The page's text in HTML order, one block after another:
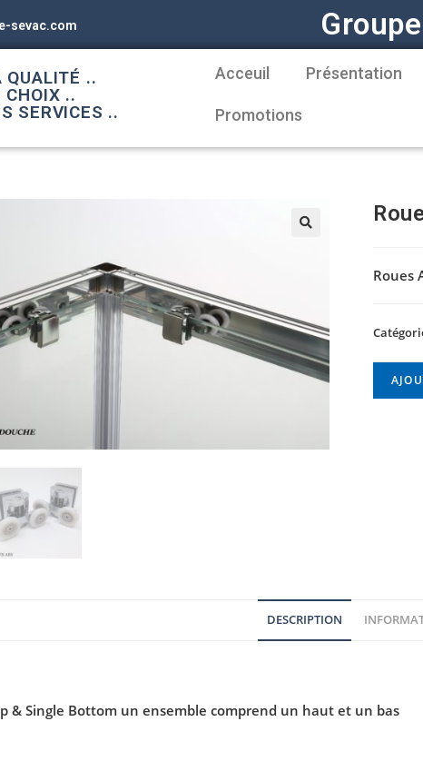
sevac.com
QUALITÉ ..
CHOIX ..
SERVICES ..
Acceuil Présentation
Promotions
Roues
DESCRIPTION
& Single Bottom un ensemble comprend un haut et un bas